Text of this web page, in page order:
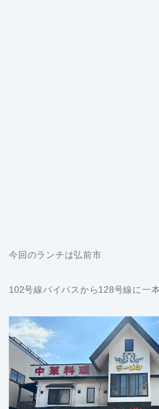
今回のランチは弘前市
102号線バイパスから128号線に一